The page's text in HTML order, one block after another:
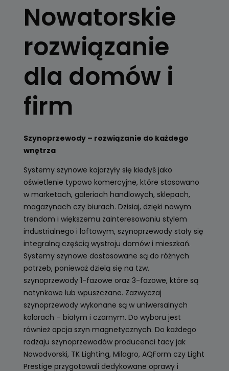
Skorzystaj z
Zobacz
Nowatorskie
rozwiązanie
dla domów i
firm
Szynoprzewody – rozwiązanie do każdego
wnętrza
Systemy szynowe kojarzyły się kiedyś jako
oświetlenie typowo komercyjne, które stosowano
w marketach, galeriach handlowych, sklepach,
magazynach czy biurach. Dzisiaj, dzięki nowym
trendom i większemu zainteresowaniu stylem
industrialnego i loftowym, szynoprzewody stały się
integralną częścią wystroju domów i mieszkań.
Systemy szynowe dostosowane są do różnych
potrzeb, ponieważ dzielą się na tzw.
szynoprzewody 1-fazowe oraz 3-fazowe, które są
natynkowe lub wpuszczane. Zazwyczaj
szynoprzewody wykonane są w uniwersalnych
kolorach – białym i czarnym. Do wyboru jest
również opcja szyn magnetycznych. Do każdego
rodzaju szynoprzewodów producenci tacy jak
Nowodvorski, TK Lighting, Milagro, AQForm czy Light
Prestige przygotowali dedykowane oprawy i